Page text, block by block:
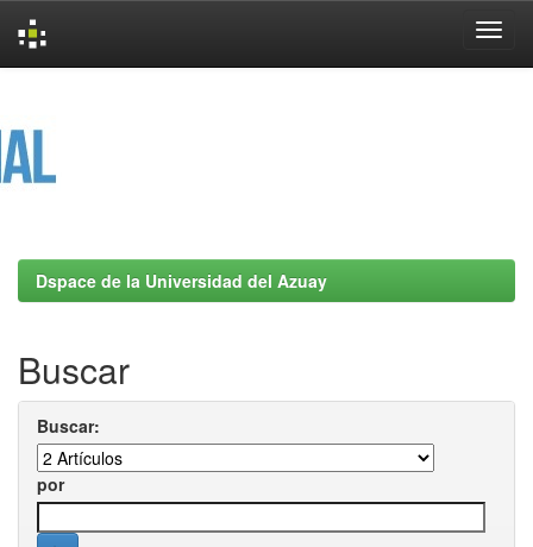
Dspace de la Universidad del Azuay
Buscar
Buscar:
por